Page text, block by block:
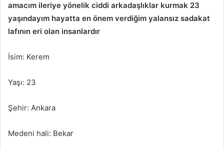
amacım ileriye yönelik ciddi arkadaşlıklar kurmak 23
yaşındayım hayatta en önem verdiğim yalansız sadakat
lafının eri olan insanlardır
İsim: Kerem
Yaşı: 23
Şehir: Ankara
Medeni hali: Bekar